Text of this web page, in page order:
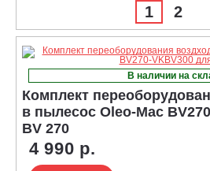
1 2
В наличии на
Комплект
в пылесос Oleo-Mac
BV 270
4 990 р.